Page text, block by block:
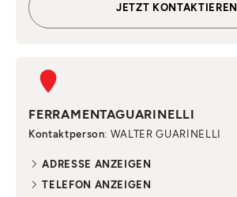
JETZT KONTAKTIEREN
FERRAMENTAGUARINELLI
Kontaktperson: WALTER GUARINELLI
ADRESSE ANZEIGEN
TELEFON ANZEIGEN